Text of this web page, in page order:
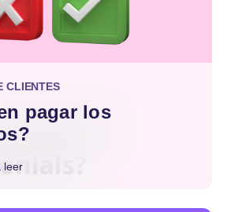
CLIENTES
pagar los
leer